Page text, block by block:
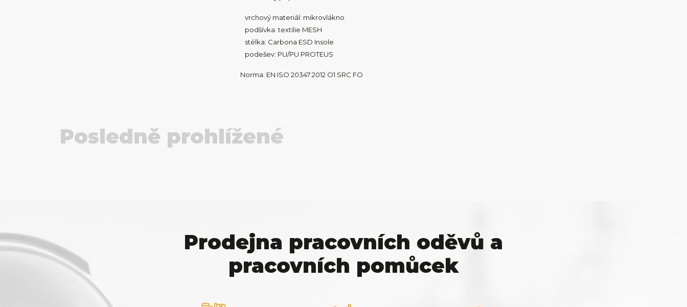
vrchový materiál: mikrovlákno
podšívka: textilie MESH
stélka: Carbona ESD Insole
podešev: PU/PU PROTEUS
Norma: EN ISO 20347:2012 O1 SRC FO
Posledně prohlížené
Prodejna pracovních oděvů a
pracovních pomůcek